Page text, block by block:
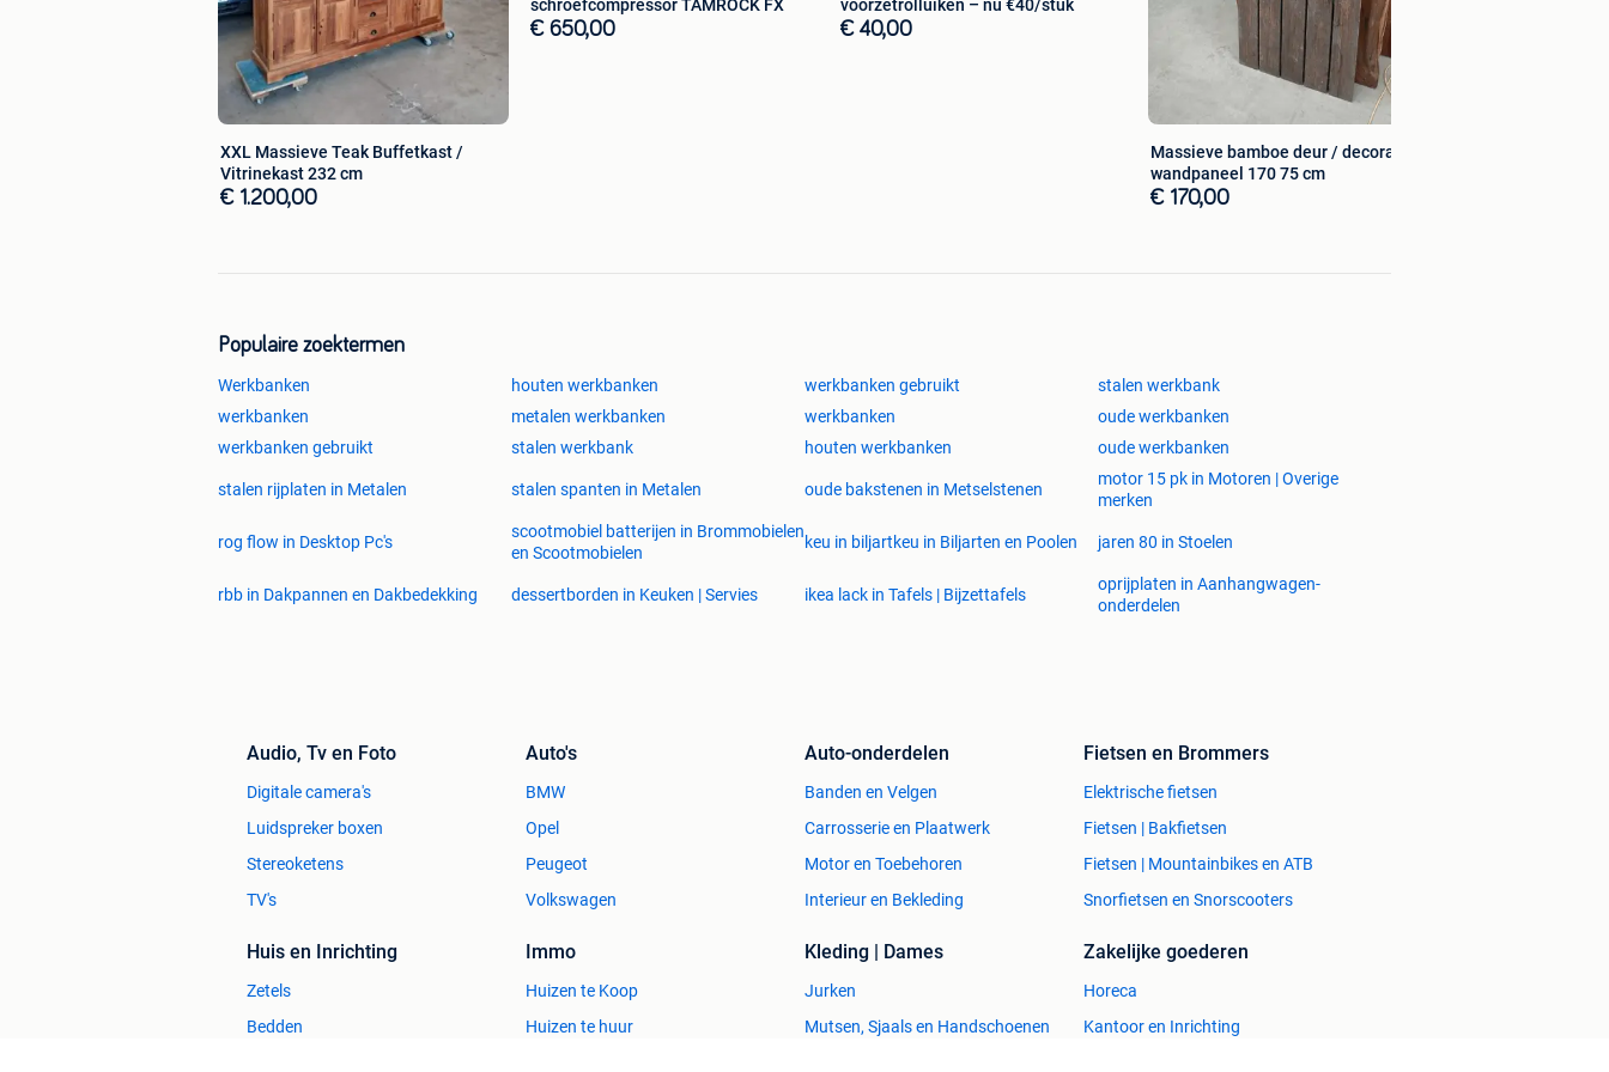
XXL Massieve Teak Buffetkast /
Vitrinekast 232 cm
€ 1.200,00
schroefcompressor TAMROCK FX
€ 650,00
voorzetrolluiken – nu €40/stuk
€ 40,00
Massieve bamboe deur / decoratief
wandpaneel 170 75 cm
€ 170,00
Populaire zoektermen
Werkbanken houten werkbanken werkbanken gebruikt
stalen werkbank
werkbanken
metalen werkbanken werkbanken
oude werkbanken
werkbanken gebruikt
stalen werkbank houten werkbanken oude werkbanken
stalen rijplaten in Metalen stalen spanten in Metalen oude bakstenen in Metselstenen
motor 15 pk in Motoren | Overige
merken
rog flow in Desktop Pc's
scootmobiel batterijen in Brommobielen
en Scootmobielen
keu in biljartkeu in Biljarten en Poolen jaren 80 in Stoelen
rbb in Dakpannen en Dakbedekking dessertborden in Keuken | Servies ikea lack in Tafels | Bijzettafels
oprijplaten in Aanhangwagen-
onderdelen
Audio, Tv en Foto
Digitale camera's
Luidspreker boxen
Stereoketens
TV's
Auto's
BMW
Opel
Peugeot
Volkswagen
Auto-onderdelen
Banden en Velgen
Carrosserie en Plaatwerk
Motor en Toebehoren
Interieur en Bekleding
Fietsen en Brommers
Elektrische fietsen
Fietsen | Bakfietsen
Fietsen | Mountainbikes en ATB
Snorfietsen en Snorscooters
Huis en Inrichting
Zetels
Bedden
Immo
Huizen te Koop
Huizen te huur
Kleding | Dames
Jurken
Mutsen, Sjaals en Handschoenen
Zakelijke goederen
Horeca
Kantoor en Inrichting